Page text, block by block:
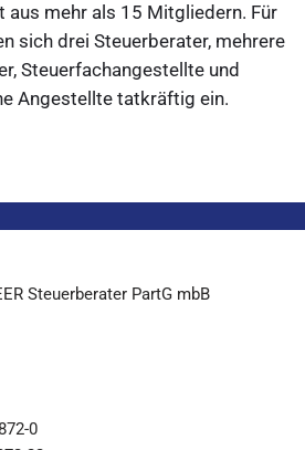
aus mehr als 15 Mitgliedern. Für
sich drei Steuerberater, mehrere
Steuerfachangestellte und
Angestellte tatkräftig ein.
Steuerberater PartG mbB
0